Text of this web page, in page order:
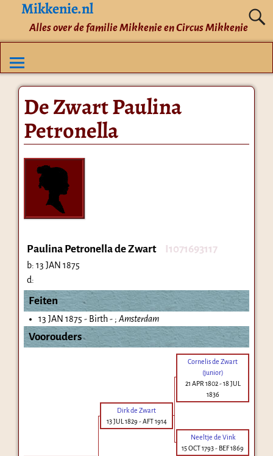
Mikkenie.nl
Alles over de familie Mikkenie en Circus Mikkenie
De Zwart Paulina
Petronella
Paulina Petronella de Zwart I1071693117
b: 13 JAN 1875
d:
Feiten
13 JAN 1875 - Birth - ; Amsterdam
Voorouders
Cornelis de Zwart
(junior)
21 APR 1802-18 JUL
1836
Dirk de Zwart
13 JUL 1829 -AFT 1914
Neeltje de Vink
15 OCT 1793- BEF 1869